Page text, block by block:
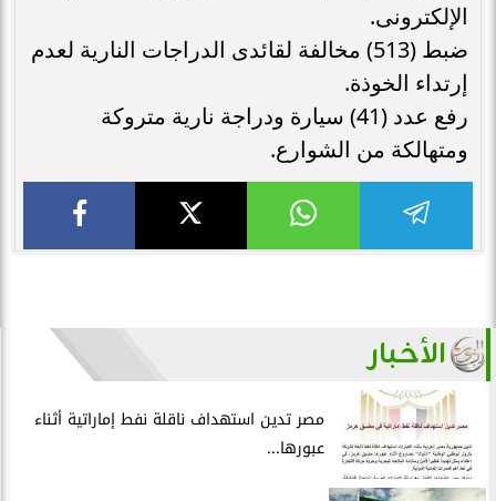
الإلكترونى.
ضبط (513) مخالفة لقائدى الدراجات النارية لعدم
إرتداء الخوذة.
رفع عدد (41) سيارة ودراجة نارية متروكة
ومتهالكة من الشوارع.
الأخبار
مصر تدين استهداف ناقلة نفط إماراتية أثناء
عبورها...